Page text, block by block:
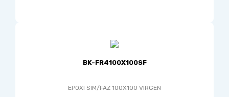
BK-FR4100X100SF
EPOXI SIM/FAZ 100X100 VIRGEN